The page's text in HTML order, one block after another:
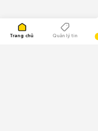
Trang chủ Quản lý tin